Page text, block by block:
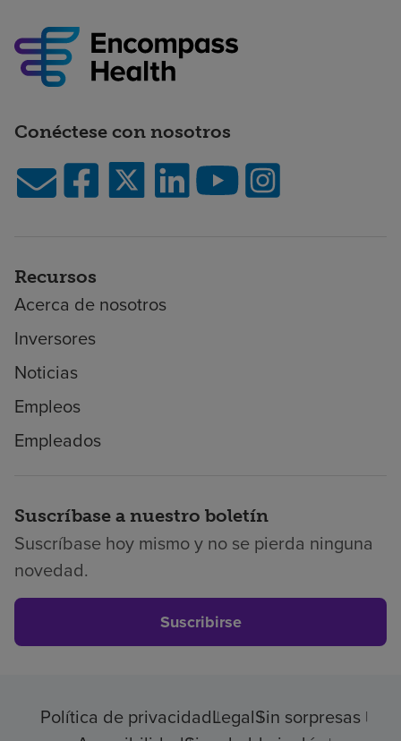
Conéctese con nosotros
Recursos
Acerca de nosotros
Inversores
Noticias
Empleos
Empleados
Suscríbase a nuestro boletín
Suscríbase hoy mismo y no se pierda ninguna
novedad.
Suscribirse
Política de privacidadLegalSin sorpresas